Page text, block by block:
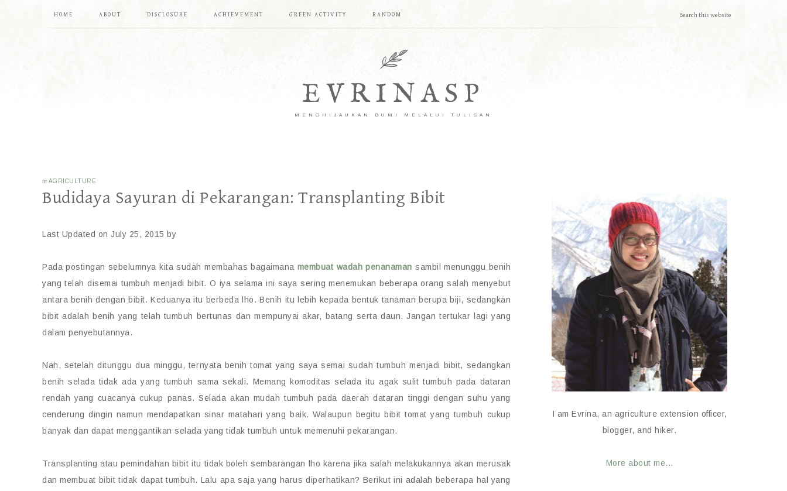
HOME ABOUT DISCLOSURE ACHIEVEMENT GREEN ACTIVITY RANDOM
EVRINASP
MENGHIJAUKAN BUMI MELALUI TULISAN
in AGRICULTURE
Budidaya Sayuran di Pekarangan: Transplanting Bibit
Last Updated on July 25, 2015 by
Pada postingan sebelumnya kita sudah membahas bagaimana membuat wadah penanaman sambil menunggu benih
yang telah disemai tumbuh menjadi bibit. O iya selama ini saya sering menemukan beberapa orang salah menyebut
antara benih dengan bibit. Keduanya itu berbeda lho. Benih itu lebih kepada bentuk tanaman berupa biji, sedangkan
bibit adalah benih yang telah tumbuh bertunas dan mempunyai akar, batang serta daun. Jangan tertukar lagi yang
dalam penyebutannya.
Nah, setelah ditunggu dua minggu, ternyata benih tomat yang saya semai sudah tumbuh menjadi bibit, sedangkan
benih selada tidak ada yang tumbuh sama sekali. Memang komoditas selada itu agak sulit tumbuh pada dataran
rendah yang cuacanya cukup panas. Selada akan mudah tumbuh pada daerah dataran tinggi dengan suhu yang
cenderung dingin namun mendapatkan sinar matahari yang baik. Walaupun begitu bibit tomat yang tumbuh cukup
banyak dan dapat menggantikan selada yang tidak tumbuh untuk memenuhi pekarangan.
Transplanting atau pemindahan bibit itu tidak boleh sembarangan lho karena jika salah melakukannya akan merusak
dan membuat bibit tidak dapat tumbuh. Lalu apa saja yang harus diperhatikan? Berikut ini adalah beberapa hal yang
I am Evrina, an agriculture extension officer,
blogger, and hiker.
More about me...